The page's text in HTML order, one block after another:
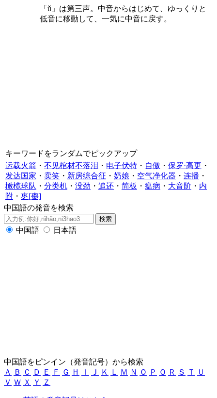
「ǔ」は第三声。中音からはじめて、ゆっくりと
低音に移動して、一気に中音に戻す。
キーワードをランダムでピックアップ
运载火箭 ・ 不见棺材不落泪 ・ 电子伏特 ・ 自傲 ・ 保罗·高更 ・
发达国家 ・ 卖笑 ・ 新房综合征 ・ 奶娘 ・ 空气净化器 ・ 连播 ・
橄榄球队 ・ 分类机 ・ 没劲 ・ 追还 ・ 简板 ・ 瘟病 ・ 大音阶 ・ 内
附 ・ 枣[棗]
中国語の発音を検索
中国語 日本語
中国語をピンイン（発音記号）から検索
Ａ
Ｂ Ｃ Ｄ Ｅ Ｆ Ｇ Ｈ Ｉ Ｊ Ｋ Ｌ Ｍ Ｎ Ｏ Ｐ Ｑ Ｒ Ｓ Ｔ
Ｕ
Ｖ Ｗ Ｘ Ｙ Ｚ